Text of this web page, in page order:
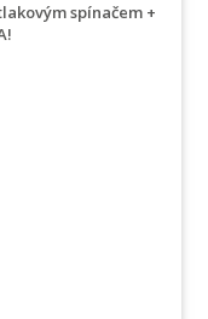
spínačem +